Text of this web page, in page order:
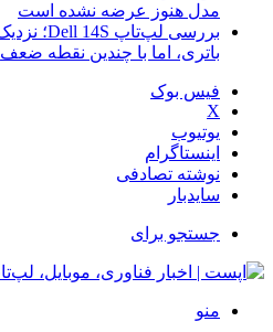
مدل هنوز عرضه نشده است
باتری، اما با چندین نقطه ضعف
فیس بوک
X
یوتیوب
اینستاگرام
نوشته تصادفی
سایدبار
جستجو برای
منو